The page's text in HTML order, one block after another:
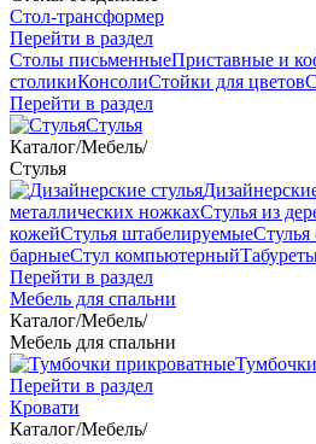
Стол-трансформер
Перейти в раздел
Столы письменныеПриставные и
столикиКонсолиСтойки для цветов
Перейти в раздел
Стулья
Каталог/Мебель/
Стулья
металлических ножкахСтулья из
кожейСтулья штабелируемыеСтулья
барныеСтул компьютерный
Перейти в раздел
Мебель для спальни
Каталог/Мебель/
Мебель для спальни
Перейти в раздел
Кровати
Каталог/Мебель/